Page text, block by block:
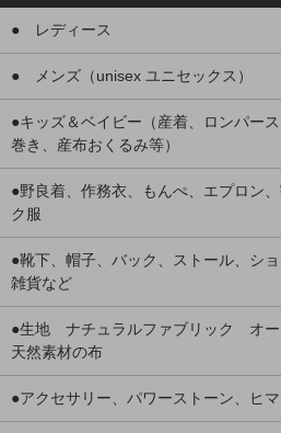
● レディース
● メンズ（unisex ユニセックス）
●キッズ＆ベイビー（産着、ロンパー
巻き、産布おくるみ等）
●野良着、作務衣、もんぺ、エプロン
ク服
●靴下、帽子、バック、ストール、ショ
雑貨など
●生地 ナチュラルファブリック オー
天然素材の布
●アクセサリー、パワーストーン、ヒ